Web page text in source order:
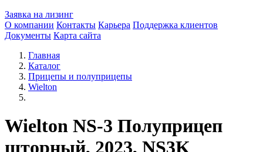
Заявка на лизинг
О компании Контакты Карьера Поддержка клиентов
Документы Карта сайта
Главная
Каталог
Прицепы и полуприцепы
Wielton
Wielton NS-3 Полуприцеп
шторный, 2023, NS3K